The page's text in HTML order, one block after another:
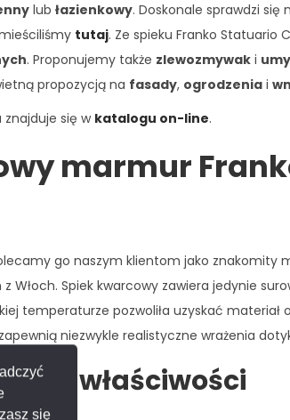
się
lub łazienkowy. Doskonale sprawdzi się
tutaj. Ze spieku Franko Statuario
. Proponujemy także zlewozmywak i
propozycją na fasady, ogrodzenia i
znajduje się w katalogu on-line.
marmur
go naszym klientom jako znakomity
Włoch. Spiek kwarcowy zawiera jedynie
temperaturze pozwoliła uzyskać materiał
niezwykle realistyczne wrażenia
– właściwości